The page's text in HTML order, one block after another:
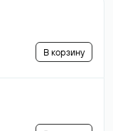
В корзину